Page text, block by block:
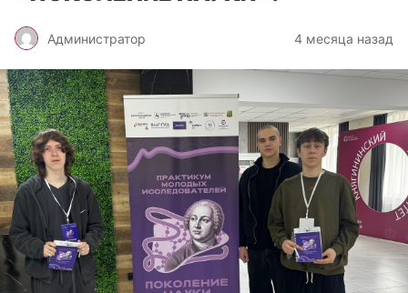
Администратор 4 месяца назад